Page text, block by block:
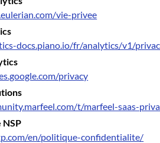
vie-privee
docs.piano.io/fr/analytics/v1/
privacy
t/marfeel-saas-
en/politique-confidentialite/